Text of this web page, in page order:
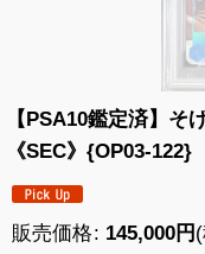
【PSA10鑑定済】そ
《SEC》{OP03-122}
販売価格: 145,000円